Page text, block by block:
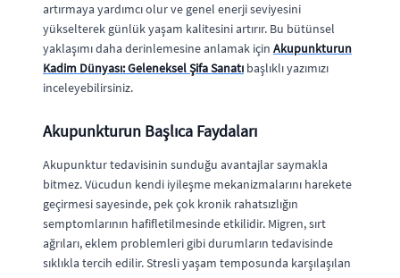
artırmaya yardımcı olur ve genel enerji seviyesini
yükselterek günlük yaşam kalitesini artırır. Bu bütünsel
yaklaşımı daha derinlemesine anlamak için Akupunkturun
Kadim Dünyası: Geleneksel Şifa Sanatı başlıklı yazımızı
inceleyebilirsiniz.
Akupunkturun Başlıca Faydaları
Akupunktur tedavisinin sunduğu avantajlar saymakla
bitmez. Vücudun kendi iyileşme mekanizmalarını harekete
geçirmesi sayesinde, pek çok kronik rahatsızlığın
semptomlarının hafifletilmesinde etkilidir. Migren, sırt
ağrıları, eklem problemleri gibi durumların tedavisinde
sıklıkla tercih edilir. Stresli yaşam temposunda karşılaşılan